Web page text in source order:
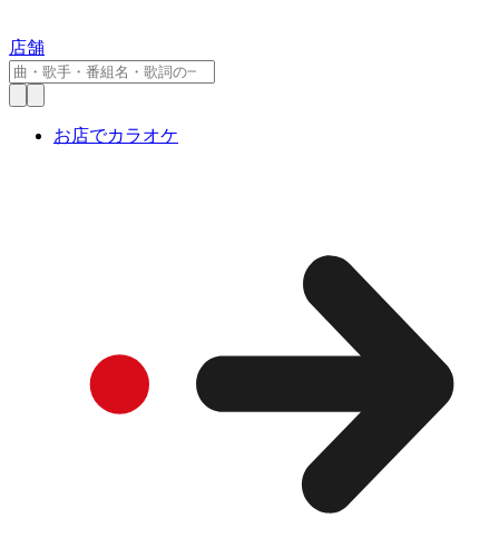
店舗
お店でカラオケ